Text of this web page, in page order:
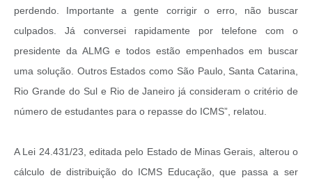
perdendo. Importante a gente corrigir o erro, não buscar
culpados. Já conversei rapidamente por telefone com o
presidente da ALMG e todos estão empenhados em buscar
uma solução. Outros Estados como São Paulo, Santa Catarina,
Rio Grande do Sul e Rio de Janeiro já consideram o critério de
número de estudantes para o repasse do ICMS”, relatou.
A Lei 24.431/23, editada pelo Estado de Minas Gerais, alterou o
cálculo de distribuição do ICMS Educação, que passa a ser